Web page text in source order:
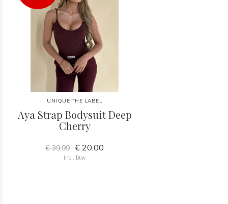
UNIQUE THE LABEL
Aya Strap Bodysuit Deep
Cherry
€ 39,99 € 20,00
Incl. btw